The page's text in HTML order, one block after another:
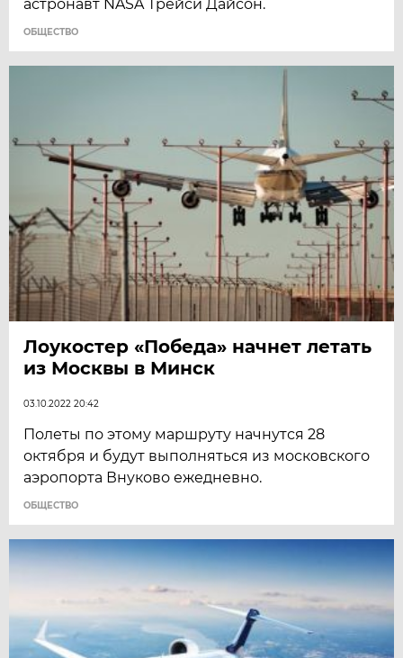
астронавт NASA Трейси Дайсон.
ОБЩЕСТВО
Лоукостер «Победа» начнет летать
из Москвы в Минск
03.10.2022 20:42
Полеты по этому маршруту начнутся 28
октября и будут выполняться из московского
аэропорта Внуково ежедневно.
ОБЩЕСТВО